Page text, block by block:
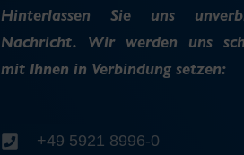
Hinterlassen Sie uns
Nachricht. Wir werden uns
mit Ihnen in Verbindung setzen:
+49 5921 8996-0